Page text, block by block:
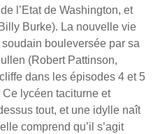
l’Etat de Washington, et
Burke). La nouvelle vie
bouleversée par sa
(Robert Pattinson,
dans les épisodes 4 et 5
Ce lycéen taciturne et
tout, et une idylle naît
comprend qu’il s’agit